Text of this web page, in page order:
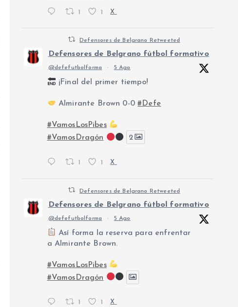
1 1 X
Defensores de Belgrano Retweeted
Defensores de Belgrano fútbol formativo
@defefutbolforma · 5 Ago
¡Final del primer tiempo!
Almirante Brown 0-0#Defe
#VamosLosPibes
#VamosDragón
2
1 1 X
Defensores de Belgrano Retweeted
Defensores de Belgrano fútbol formativo
@defefutbolforma · 5 Ago
Así forma la reserva para enfrentar
a Almirante Brown.
#VamosLosPibes
#VamosDragón
1 1 X